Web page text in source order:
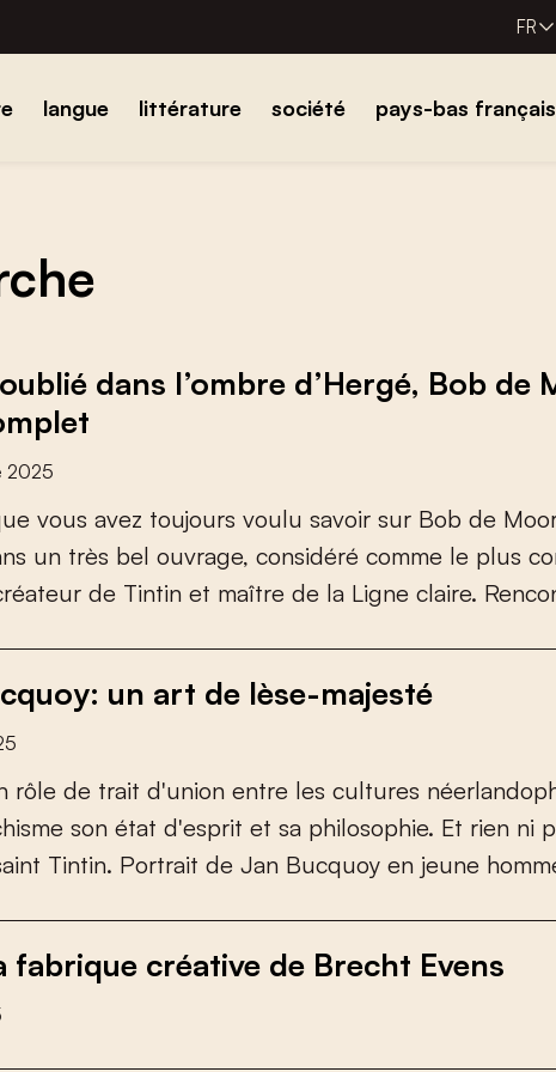
FR
langue littérature société pays-bas français
dans l’ombre d’Hergé, Bob de
2025
ue vous avez toujours voulu savoir sur Bob de Moo
ns un très bel ouvrage, considéré comme le plus co
réateur de Tintin et maître de la Ligne claire. Renco
un art de lèse-majesté
rôle de trait d'union entre les cultures néerlandop
hisme son état d'esprit et sa philosophie. Et rien ni p
aint Tintin. Portrait de Jan Bucquoy en jeune homm
fabrique créative de Brecht Evens